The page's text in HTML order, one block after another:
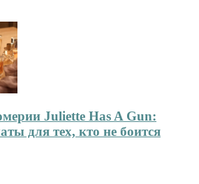
Juliette Has A Gun:
для тех, кто не боится